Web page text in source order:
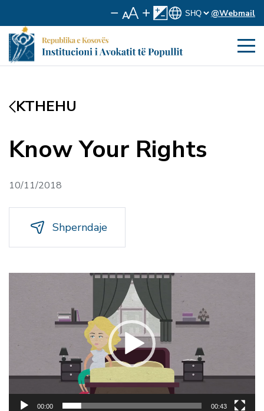
@Webmail
KTHEHU
Know Your Rights
10/11/2018
Shperndaje
00:00 00:43